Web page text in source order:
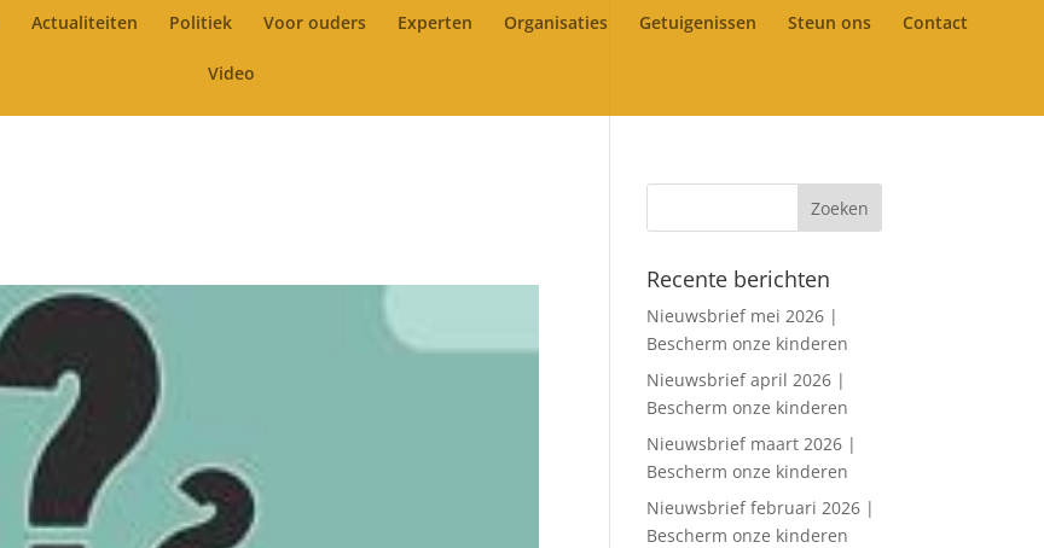
Actualiteiten Politiek Voor ouders Experten Organisaties Getuigenissen Steun ons Contact
Video
Recente berichten
Nieuwsbrief mei 2026 |
Bescherm onze kinderen
Nieuwsbrief april 2026 |
Bescherm onze kinderen
Nieuwsbrief maart 2026 |
Bescherm onze kinderen
Nieuwsbrief februari 2026 |
Bescherm onze kinderen